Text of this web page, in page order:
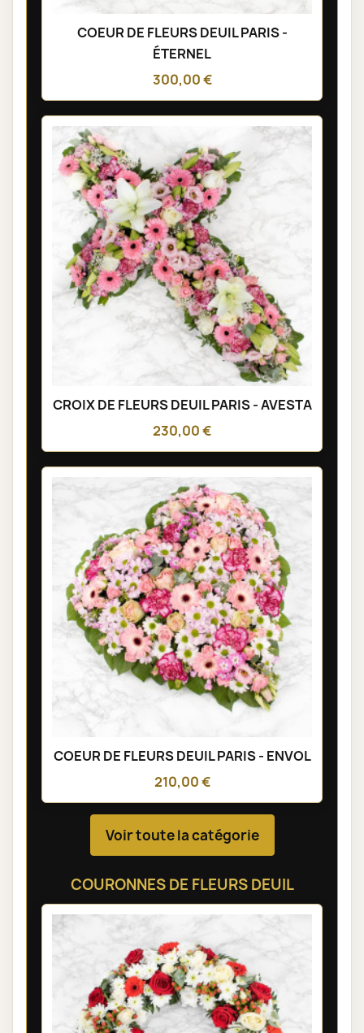
COEUR DE FLEURS DEUIL PARIS -
ÉTERNEL
300,00 €
CROIX DE FLEURS DEUIL PARIS - AVESTA
230,00 €
COEUR DE FLEURS DEUIL PARIS - ENVOL
210,00 €
Voir toute la catégorie
COURONNES DE FLEURS DEUIL